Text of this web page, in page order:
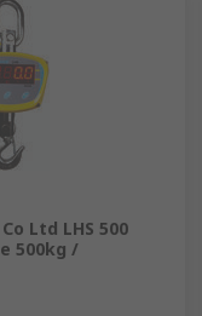
Ltd LHS 500
500kg /